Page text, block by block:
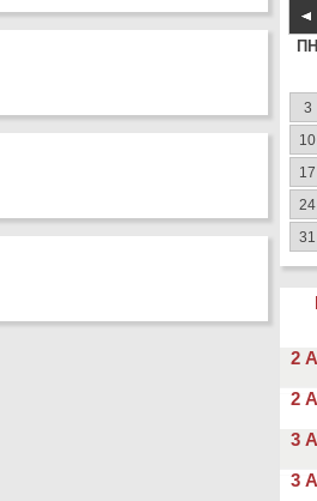
ПН
3
10
17
24
31